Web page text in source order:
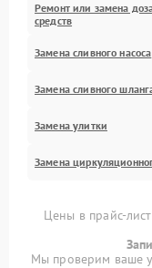
Ремонт или замена
средств
Замена сливного насоса
Замена сливного
Замена улитки
Замена
Цены в прайс-
Мы проверим ваше